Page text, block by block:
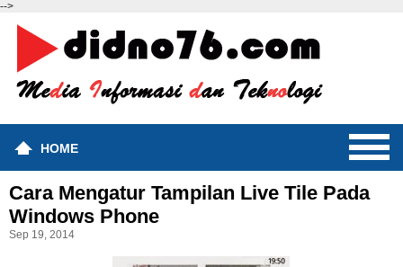
-->
HOME
Cara Mengatur Tampilan Live Tile Pada
Windows Phone
Sep 19, 2014